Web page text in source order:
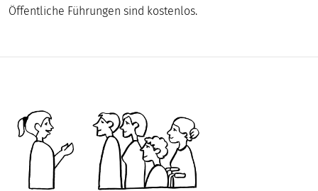
Öffentliche Führungen sind kostenlos.